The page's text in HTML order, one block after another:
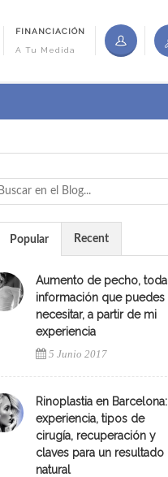
FINANCIACIÓN
A Tu Medida
Popular Recent
Aumento de pecho, toda
información que puedes
necesitar, a partir de mi
experiencia
5 Junio 2017
Rinoplastia en Barcelona:
experiencia, tipos de
cirugía, recuperación y
claves para un resultado
natural